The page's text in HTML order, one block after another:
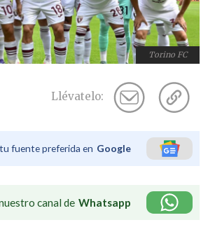
Torino FC
Llévatelo:
fuente preferida en Google
canal de Whatsapp